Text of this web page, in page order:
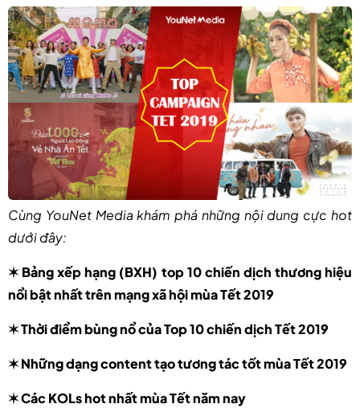
Cùng YouNet Media khám phá những nội dung cực hot
dưới đây:
✶ Bảng xếp hạng (BXH) top 10 chiến dịch thương hiệu
nổi bật nhất trên mạng xã hội mùa Tết 2019
✶Thời điểm bùng nổ của Top 10 chiến dịch Tết 2019
✶Những dạng content tạo tương tác tốt mùa Tết 2019
✶Các KOLs hot nhất mùa Tết năm nay